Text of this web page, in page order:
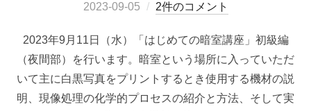
2023-09-05 2件のコメント
2023年9月11日（水）「はじめての暗室講座」初級編
（夜間部）を行います。暗室という場所に入っていただ
いて主に白黒写真をプリントするとき使用する機材の説
明、現像処理の化学的プロセスの紹介と方法、そして実